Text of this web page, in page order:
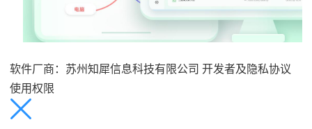
软件厂商：苏州知犀信息科技有限公司 开发者及隐私协议
使用权限